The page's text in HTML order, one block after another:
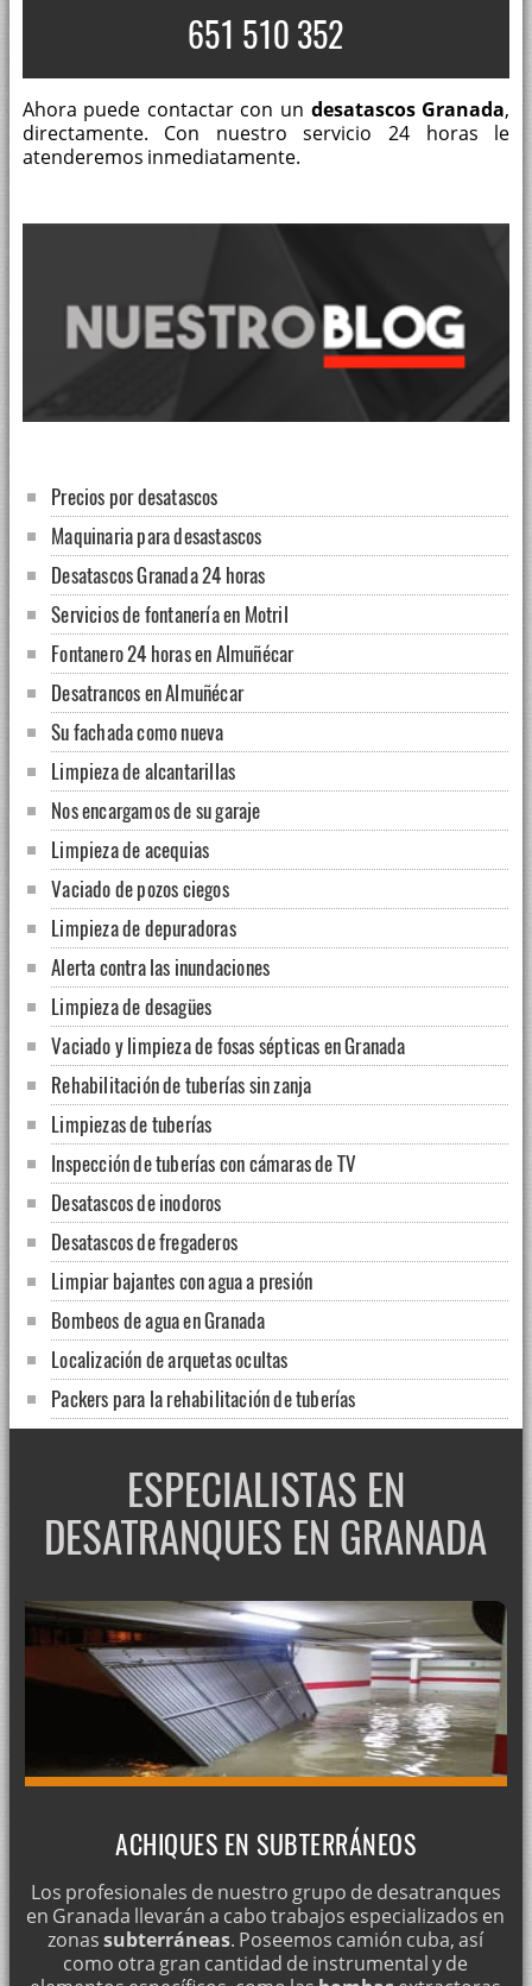
651 510 352
Ahora puede contactar con un desatascos Granada,
directamente. Con nuestro servicio 24 horas le
atenderemos inmediatamente.
Precios por desatascos
Maquinaria para desastascos
Desatascos Granada 24 horas
Servicios de fontanería en Motril
Fontanero 24 horas en Almuñécar
Desatrancos en Almuñécar
Su fachada como nueva
Limpieza de alcantarillas
Nos encargamos de su garaje
Limpieza de acequias
Vaciado de pozos ciegos
Limpieza de depuradoras
Alerta contra las inundaciones
Limpieza de desagües
Vaciado y limpieza de fosas sépticas en Granada
Rehabilitación de tuberías sin zanja
Limpiezas de tuberías
Inspección de tuberías con cámaras de TV
Desatascos de inodoros
Desatascos de fregaderos
Limpiar bajantes con agua a presión
Bombeos de agua en Granada
Localización de arquetas ocultas
Packers para la rehabilitación de tuberías
Desinfección de depósitos de agua potable
Limpieza de aljibes
Localización de fugas ocultas
Desatascos de bañeras
Desatascos en comunidades
Métodos caseros para desatascar el fregadero
Desatascos caseros del váter
Poceros en Granada
Limpieza casera de tuberías
Acabar con el mal olor de las tuberías
Desatrancar con sosa
Servicio de desatrancos con agua a presión
Desatascos en empresas
Limpieza de pozos y desatranques - Servicio 24 horas -
Granada
ESPECIALISTAS EN
DESATRANQUES EN GRANADA
ACHIQUES EN SUBTERRÁNEOS
Los profesionales de nuestro grupo de desatranques
en Granada llevarán a cabo trabajos especializados en
zonassubterráneas. Poseemos camión cuba, así
como otra gran cantidad de instrumental y de